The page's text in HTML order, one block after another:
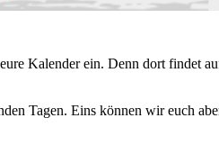
Kalender ein. Denn dort findet
Tagen. Eins können wir euch